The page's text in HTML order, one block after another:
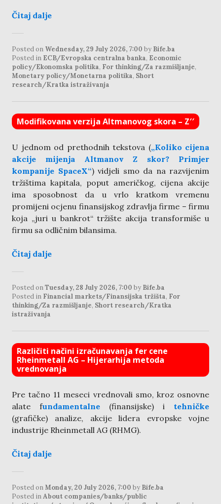
Čitaj dalje
Posted on Wednesday, 29 July 2026, 7:00 by Bife.ba
Posted in ECB/Evropska centralna banka, Economic
policy/Ekonomska politika, For thinking/Za razmišljanje,
Monetary policy/Monetarna politika, Short
research/Kratka istraživanja
Modifikovana verzija Altmanovog skora – Z′′
U jednom od prethodnih tekstova („Koliko cijena
akcije mijenja Altmanov Z skor? Primjer
kompanije SpaceX“) vidjeli smo da na razvijenim
tržištima kapitala, poput američkog, cijena akcije
ima sposobnost da u vrlo kratkom vremenu
promijeni ocjenu finansijskog zdravlja firme – firmu
koja „juri u bankrot“ tržište akcija transformiše u
firmu sa odličnim bilansima.
Čitaj dalje
Posted onTuesday, 28 July 2026, 7:00 by Bife.ba
Posted in Financial markets/Finansijska tržišta, For
thinking/Za razmišljanje, Short research/Kratka
istraživanja
Različiti načini izračunavanja fer cene
Rheinmetall AG – Hijerarhija metoda
vrednovanja
Pre tačno 11 meseci vrednovali smo, kroz osnovne
alate fundamentalne (finansijske) i tehničke
(grafičke) analize, akcije lidera evropske vojne
industrije Rheinmetall AG (RHMG).
Čitaj dalje
Posted on Monday, 20 July 2026, 7:00 by Bife.ba
Posted inAbout companies/banks/public